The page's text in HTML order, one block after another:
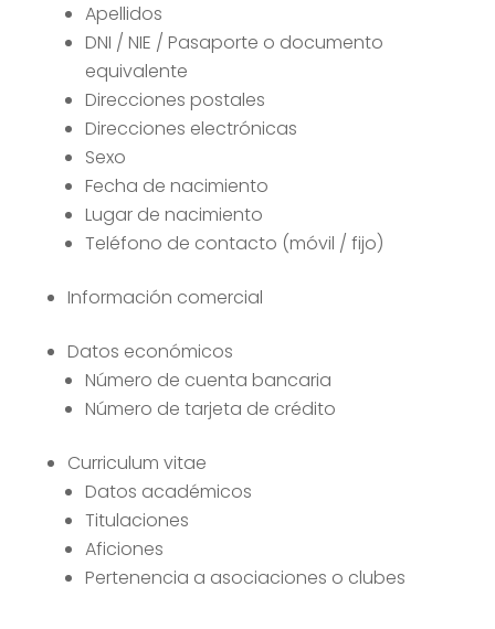
Apellidos
DNI / NIE / Pasaporte o documento
equivalente
Direcciones postales
Direcciones electrónicas
Sexo
Fecha de nacimiento
Lugar de nacimiento
Teléfono de contacto (móvil / fijo)
Información comercial
Datos económicos
Número de cuenta bancaria
Número de tarjeta de crédito
Curriculum vitae
Datos académicos
Titulaciones
Aficiones
Pertenencia a asociaciones o clubes